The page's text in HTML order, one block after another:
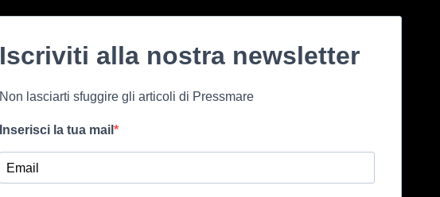
Iscriviti alla nostra newsletter
Non lasciarti sfuggire gli articoli di Pressmare
Inserisci la tua mail